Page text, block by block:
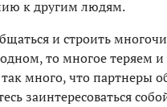
к другим людям.
и строить
то многое теряем и
много, что партнеры
заинтересоваться